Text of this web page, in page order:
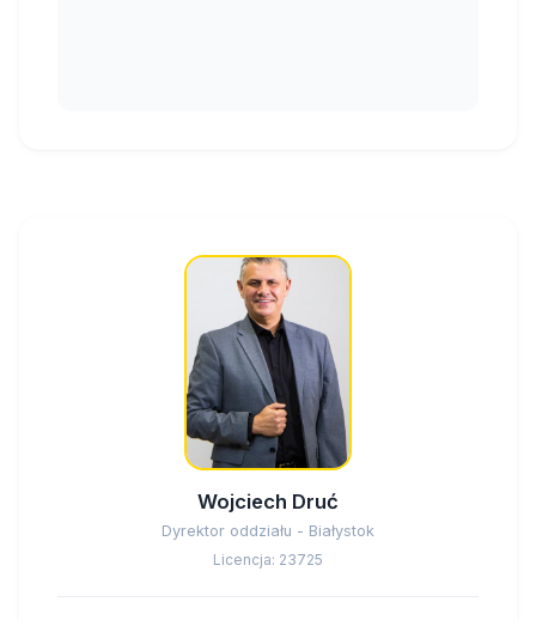
Wojciech Druć
Dyrektor oddziału - Białystok
Licencja: 23725